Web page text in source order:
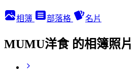
相簿 部落格 名片
MUMU洋食 的相簿照片